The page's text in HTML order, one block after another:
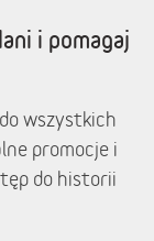
i pomagaj
wszystkich
promocje i
do historii